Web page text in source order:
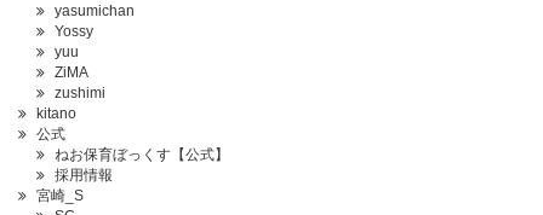
yasumichan
Yossy
yuu
ZiMA
zushimi
kitano
公式
ねお保育ぼっくす【公式】
採用情報
宮崎_S